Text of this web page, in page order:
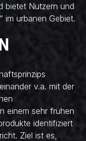
bietet Nutzern und
im urbanen Gebiet.
v.a. mit der
einem sehr frühen
identifiziert
Ziel ist es,